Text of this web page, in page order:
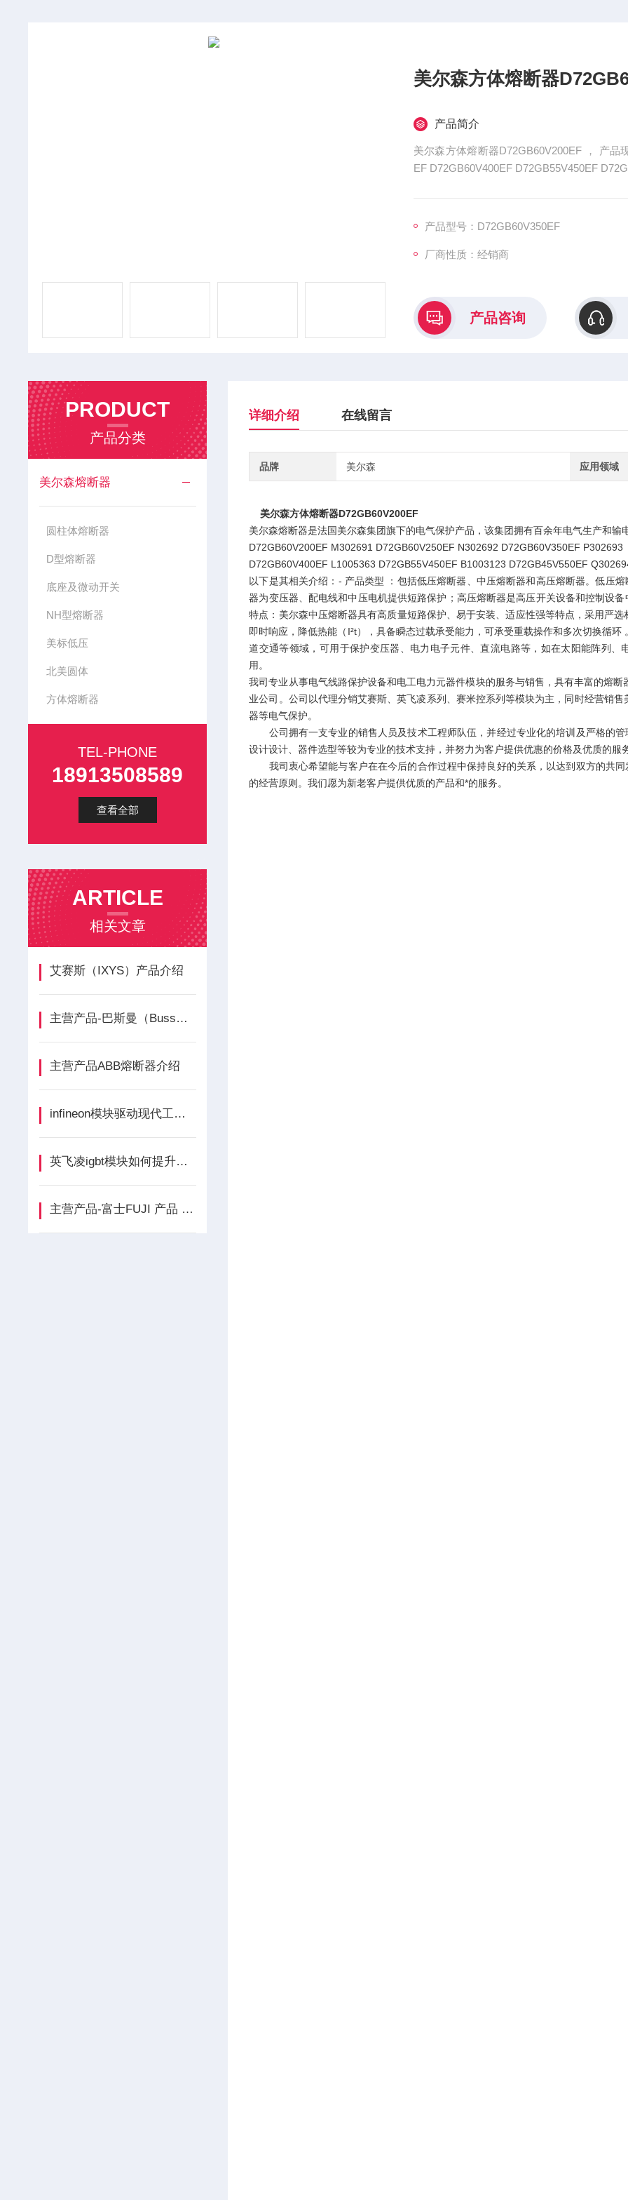
美尔森方体熔断器
产品简介
美尔森方体熔断器D72GB60V200EF ， 产品
EF D72GB60V400EF D72GB55V450EF
产品型号：D72GB60V350EF
厂商性质：经销商
产品咨询
PRODUCT
产品分类
美尔森熔断器
圆柱体熔断器
D型熔断器
底座及微动开关
NH型熔断器
美标低压
北美圆体
方体熔断器
TEL-PHONE
18913508589
查看全部
ARTICLE
相关文章
艾赛斯（IXYS）产品介绍
主营产品-巴斯曼（Bussmann）产品介绍
主营产品ABB熔断器介绍
infineon模块驱动现代工业与数字未来的核心引擎
英飞凌igbt模块如何提升逆变器效率？应用案例与技术优势
主营产品-富士FUJI 产品 品牌介绍
详细介绍 在线留言
品牌 美尔森 应用领域
美尔森方体熔断器D72GB60V200EF
美尔森熔断器是法国美尔森集团旗下的电气保护产品，该集团拥有百余年电气生产和输
D72GB60V200EF M302691 D72GB60V250EF N302692 D72GB60V350EF P302693
D72GB60V400EF L1005363 D72GB55V450EF B1003123 D72GB45V550EF
以下是其相关介绍：- 产品类型 ：包括低压熔断器、中压熔断器和高压熔断器。低压
器为变压器、配电线和中压电机提供短路保护；高压熔断器是高压开关设备和控制设
特点：美尔森中压熔断器具有高质量短路保护、易于安装、适应性强等特点，采用严
即时响应，降低热能（I²t），具备瞬态过载承受能力，可承受重载操作和多次切换循
道交通等领域，可用于保护变压器、电力电子元件、直流电路等，如在太阳能阵列
用。
我司专业从事电气线路保护设备和电工电力元器件模块的服务与销售，具有丰富的熔
业公司。公司以代理分销艾赛斯、英飞凌系列、赛米控系列等模块为主，同时经营销
器等电气保护。
公司拥有一支专业的销售人员及技术工程师队伍，并经过专业化的培训及严格的管
设计设计、器件选型等较为专业的技术支持，并努力为客户提供优惠的价格及优质的服
我司衷心希望能与客户在在今后的合作过程中保持良好的关系，以达到双方的共同
的经营原则。我们愿为新老客户提供优质的产品和*的服务。